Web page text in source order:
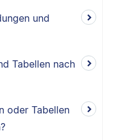
und
Tabellen nach
oder Tabellen